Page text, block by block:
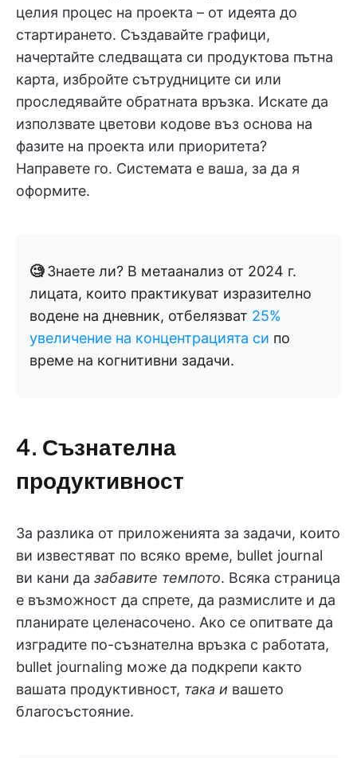
целия процес на проекта – от идеята до
стартирането. Създавайте графици,
начертайте следващата си продуктова пътна
карта, избройте сътрудниците си или
проследявайте обратната връзка. Искате да
използвате цветови кодове въз основа на
фазите на проекта или приоритета?
Направете го. Системата е ваша, за да я
оформите.
🧐Знаете ли? В метаанализ от 2024 г.
лицата, които практикуват изразително
водене на дневник, отбелязват 25%
увеличение на концентрацията си по
време на когнитивни задачи.
4. Съзнателна
продуктивност
За разлика от приложенията за задачи, които
ви известяват по всяко време, bullet journal
ви кани да забавите темпото. Всяка страница
е възможност да спрете, да размислите и да
планирате целенасочено. Ако се опитвате да
изградите по-съзнателна връзка с работата,
bullet journaling може да подкрепи както
вашата продуктивност, така и вашето
благосъстояние.